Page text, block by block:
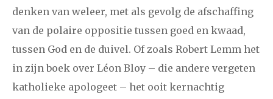
denken van weleer, met als gevolg de afschaffing
van de polaire oppositie tussen goed en kwaad,
tussen God en de duivel. Of zoals Robert Lemm het
in zijn boek over Léon Bloy – die andere vergeten
katholieke apologeet – het ooit kernachtig